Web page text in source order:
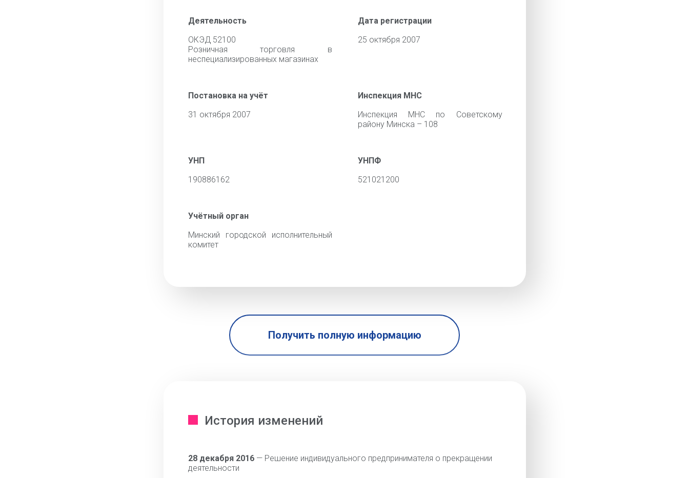
Деятельность
ОКЭД 52100
Розничная торговля в
неспециализированных магазинах
Дата регистрации
25 октября 2007
Постановка на учёт
31 октября 2007
Инспекция МНС
Инспекция МНС по Советскому
району Минска – 108
УНП
190886162
УНПФ
521021200
Учётный орган
Минский городской исполнительный
комитет
Получить полную информацию
История изменений
28 декабря 2016— Решение индивидуального предпринимателя о прекращении
деятельности